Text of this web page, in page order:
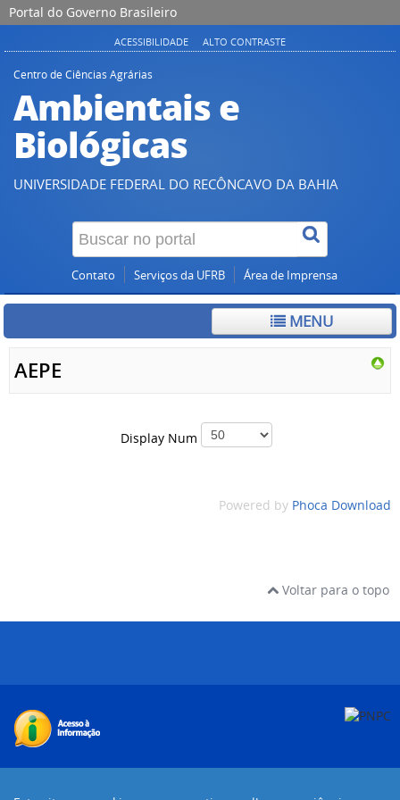
Portal do Governo Brasileiro
ACESSIBILIDADE ALTO CONTRASTE
Centro de Ciências Agrárias
Ambientais e
Biológicas
UNIVERSIDADE FEDERAL DO RECÔNCAVO DA BAHIA
Contato Serviços da UFRB Área de Imprensa
MENU
AEPE
Display Num
Powered by Phoca Download
Voltar para o topo
Desenvolvido com o CMS de código aberto Joomla!